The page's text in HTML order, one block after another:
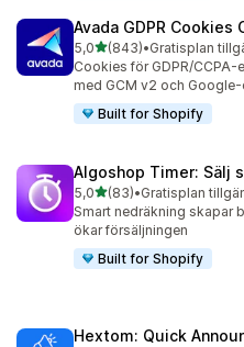
Avada GDPR Cookies
5,0av 5 stjärnor
(843)
843 recensioner totalt
•Gratisplan
Cookies för GDPR/CCPA-
med GCM v2 och
Built for Shopify
Algoshop Timer: Sälj
5,0av 5 stjärnor
(83)
83 recensioner totalt
•Gratisplan
Smart nedräkning skapar
ökar försäljningen
Built for Shopify
Hextom: Quick